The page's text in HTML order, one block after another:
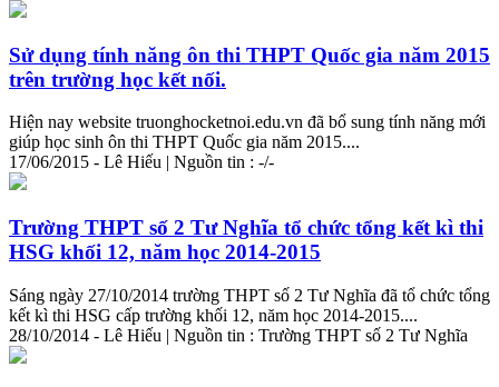
Sử dụng tính năng ôn thi THPT Quốc gia năm 2015
trên trường học kết nối.
Hiện nay website truonghocketnoi.edu.vn đã bổ sung tính năng mới
giúp học sinh ôn thi THPT Quốc gia năm 2015....
17/06/2015 - Lê Hiếu | Nguồn tin : -/-
Trường THPT số 2 Tư Nghĩa tổ chức tổng kết kì thi
HSG khối 12, năm học 2014-2015
Sáng ngày 27/10/2014 trường THPT số 2 Tư Nghĩa đã tổ chức tổng
kết kì thi HSG cấp trường khối 12, năm học 2014-2015....
28/10/2014 - Lê Hiếu | Nguồn tin : Trường THPT số 2 Tư Nghĩa